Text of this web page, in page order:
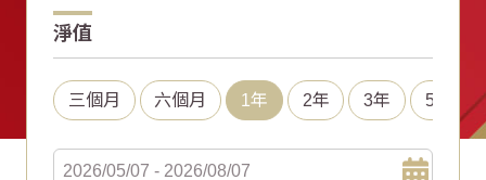
淨值
三個月 六個月 1年 2年 3年 5年